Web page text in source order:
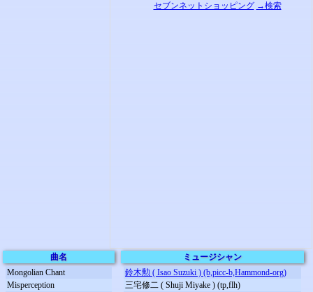
セブンネットショッピング →検索
曲名
Mongolian Chant
Misperception
ミュージシャン
鈴木勲 ( Isao Suzuki ) (b,picc-b,Hammond-org)
三宅修二 ( Shuji Miyake ) (tp,flh)